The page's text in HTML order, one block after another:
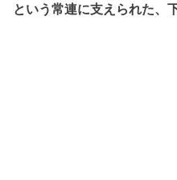
という常連に支えられた、